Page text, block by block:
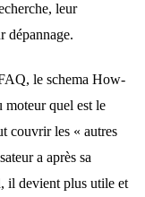
leur
dépannage.
le schema How-
moteur quel est le
couvrir les « autres
a après sa
il devient plus utile et